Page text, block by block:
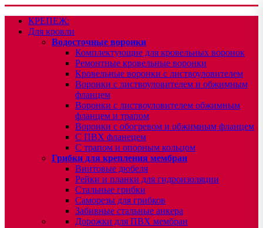
КРЕПЕЖ:
Для кровли
Водосточные воронки
Комплектующие для кровельных воронок
Ремонтные кровельные воронки
Кровельные воронки с листвоуловителем
Воронки с листвоуловителем и обжимным
фланцем
Воронки с листвоуловителем обжимным
фланцем и трапом
Воронки с обогревом и обжимным фланцем
С ПВХ фланецем
С трапом и опорным кольцом
Грибки для крепления мембран
Винтовые дюбеля
Рейки и планки для гидроизоляции
Стальные грибки
Саморезы для грибков
Забивные стальные анкера
Дорожки для ПВХ мембран